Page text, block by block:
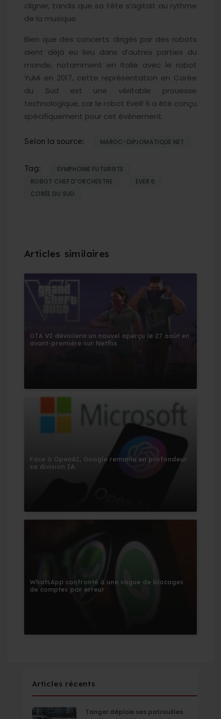
cligner, tandis que sa tête s’agitait au rythme
de la musique.
Bien que des concerts dirigés par des robots
aient déjà eu lieu dans d’autres parties du
monde, notamment en Italie avec le robot
YuMi en 2017, cette représentation en Corée
du Sud est une véritable prouesse
technologique, car le robot EveR 6 a été conçu
spécifiquement pour cet événement.
Selon la source: MAROC-DIPLOMATIQUE.NET
Tag:
SYMPHONIE FUTURISTE
ROBOT CHEF D’ORCHESTRE
EVER 6
CORÉE DU SUD
GTA VI dévoilera un nouvel aperçu le 27 août en
avant-première sur Netflix
Face à OpenAI, Google remanie en profondeur
sa division IA
WhatsApp confronté à une vague de blocages
de comptes par erreur
Articles récents
Tanger déploie ses patrouilles